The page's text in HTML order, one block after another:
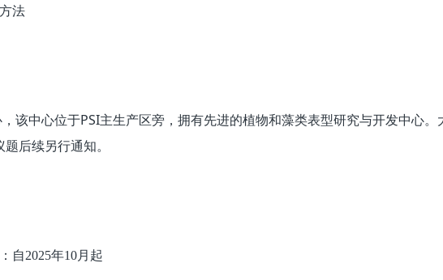
法
该中心位于PSI主生产区旁，拥有先进的植物和藻类表型研究与开发中心。
后续另行通知。
自2025年10月起